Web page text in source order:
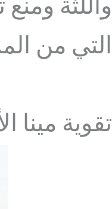
واللثة
التي من
تقوية مينا